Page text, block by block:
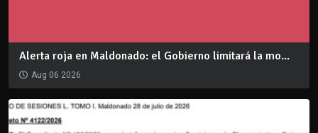
Alerta roja en Maldonado: el Gobierno limitará la mo...
Aug 06 2026